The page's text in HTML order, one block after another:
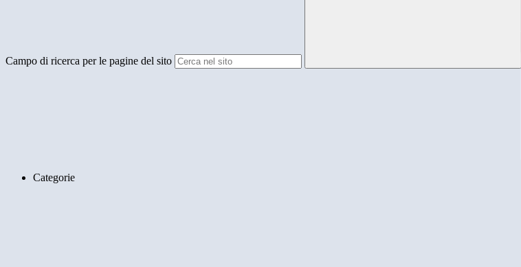
Campo di ricerca per le pagine del sito
Categorie